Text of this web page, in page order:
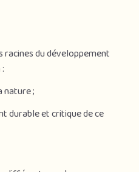
l’agronomie,
approfondies sur les enjeux
la transition, à
qui suscitent le débat
nécessaire pour mettre
dans ce cours nous
les enjeux du
racines du développement
nature ;
durable et critique de ce